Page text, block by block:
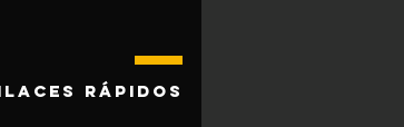
rápidos